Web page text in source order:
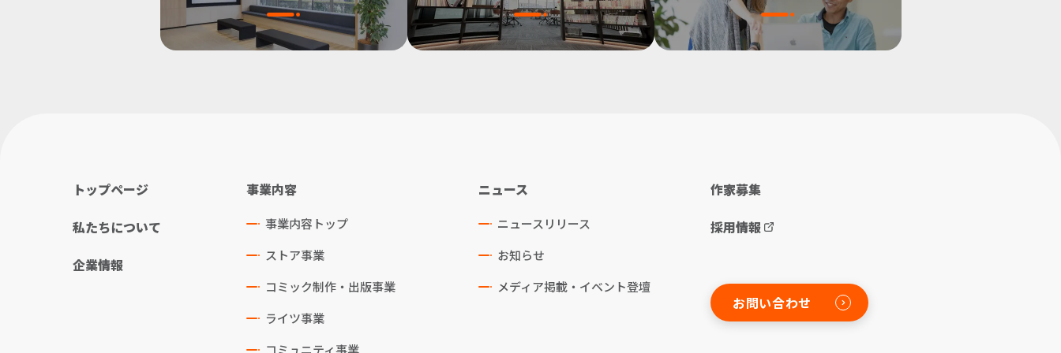
トップページ
私たちについて
企業情報
事業内容
事業内容トップ
ストア事業
コミック制作・出版事業
ライツ事業
コミュニティ事業
ニュース
ニュースリリース
お知らせ
メディア掲載・イベント登壇
作家募集
採用情報
お問い合わせ